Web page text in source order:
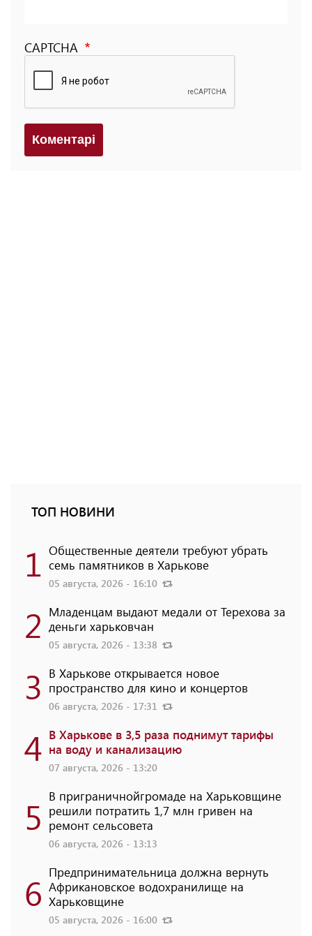
CAPTCHA
Коментарi
ТОП НОВИНИ
1 Общественные деятели требуют убрать
семь памятников в Харькове
05 августа, 2026 - 16:10
2 Младенцам выдают медали от Терехова за
деньги харьковчан
05 августа, 2026 - 13:38
3 В Харькове открывается новое
пространство для кино и концертов
06 августа, 2026 - 17:31
4 В Харькове в 3,5 раза поднимут тарифы
на воду и канализацию
07 августа, 2026 - 13:20
5 В приграничнойгромаде на Харьковщине
решили потратить 1,7 млн ​​гривен на
ремонт сельсовета
06 августа, 2026 - 13:13
6 Предпринимательница должна вернуть
Африкановское водохранилище на
Харьковщине
05 августа, 2026 - 16:00